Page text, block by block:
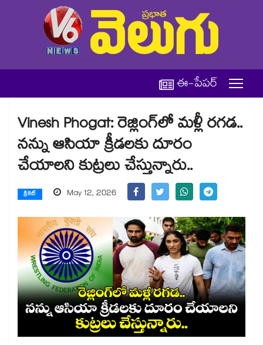
ఈ-పేపర్
Vinesh Phogat: రెజ్లింగ్‌లో మళ్లీ రగడ..
నన్ను ఆసియా క్రీడలకు దూరం
చేయాలని కుట్రలు చేస్తున్నారు..
క్రికెట్ May 12, 2026